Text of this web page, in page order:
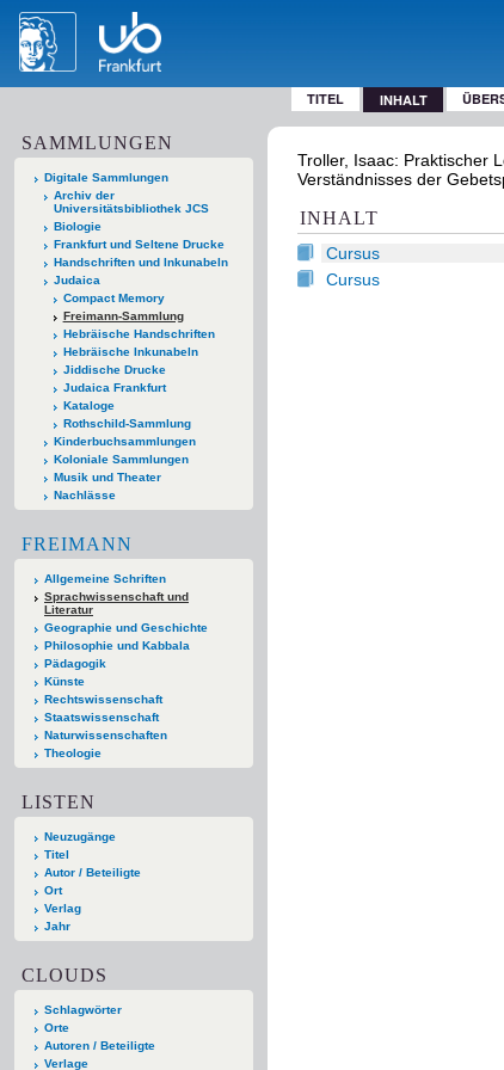
TITEL INHALT
SAMMLUNGEN
Digitale Sammlungen
Archiv der
Universitätsbibliothek JCS
Biologie
Frankfurt und Seltene Drucke
Handschriften und Inkunabeln
Judaica
Compact Memory
Freimann-Sammlung
Hebräische Handschriften
Hebräische Inkunabeln
Jiddische Drucke
Judaica Frankfurt
Kataloge
Rothschild-Sammlung
Kinderbuchsammlungen
Koloniale Sammlungen
Musik und Theater
Nachlässe
FREIMANN
Allgemeine Schriften
Sprachwissenschaft und
Literatur
Geographie und Geschichte
Philosophie und Kabbala
Pädagogik
Künste
Rechtswissenschaft
Staatswissenschaft
Naturwissenschaften
Theologie
LISTEN
Neuzugänge
Titel
Autor / Beteiligte
Ort
Verlag
Jahr
CLOUDS
Schlagwörter
Orte
Autoren / Beteiligte
Verlage
Troller, Isaac: Praktischer
Verständnisses der
INHALT
Cursus
Cursus